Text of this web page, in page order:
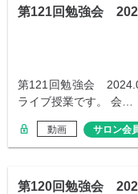
第121回勉強会
第121回勉強会
ライブ授業です。 会…
動画 サロン会
第120回勉強会